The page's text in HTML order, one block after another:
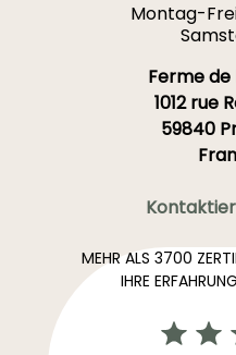
Montag-
Ferme
1012 rue
59840
MEHR ALS 3700
IHRE